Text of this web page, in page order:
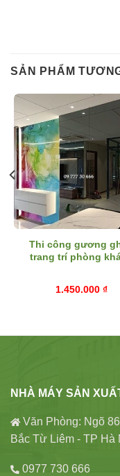
SẢN PHẨM
Thi công gương
trang trí phòng
1.450.000 ₫
NHÀ MÁY SẢN
Văn Phòng: Ngõ
Bắc Từ Liêm - TP Hà
0977 730 666